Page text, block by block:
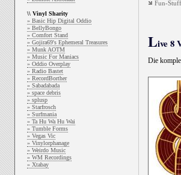
\\ Vinyl Sharity
» Basic Hip Digital Oddio
» BellyBongo
» Comfort Stand
» Gojira69's Ephemeral Treasures
» Munk AOTM
» Music For Maniacs
» Oddio Overplay
» Radio Bastet
» RecordBorther
» Sabadabada
» space debris
» splusp
» Starfrosch
» Surfmania
» Ta Hu Wa Hu Wai
» Tumble Forms
» Vegas Vic
» Vinylorphanage
» Weirdo Music
» WM Recordings
» Xtabay
Fun-Stuff
Live 8
Die